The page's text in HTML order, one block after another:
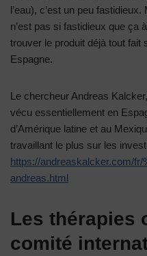
l’eau), c’est un peu
n’est pas si fastidieux que ça
trouver le produit déjà tout fait
Espagne.
Le chercheur Andreas
vécu essentiellement en
d’Amérique latine et au
travaillant le plus sur les
https://andreaskalcker.com/
andreas.html
Les thérapies
comité